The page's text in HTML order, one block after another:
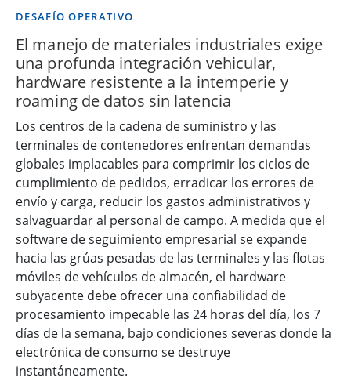
DESAFÍO OPERATIVO
El manejo de materiales industriales exige
una profunda integración vehicular,
hardware resistente a la intemperie y
roaming de datos sin latencia
Los centros de la cadena de suministro y las
terminales de contenedores enfrentan demandas
globales implacables para comprimir los ciclos de
cumplimiento de pedidos, erradicar los errores de
envío y carga, reducir los gastos administrativos y
salvaguardar al personal de campo. A medida que el
software de seguimiento empresarial se expande
hacia las grúas pesadas de las terminales y las flotas
móviles de vehículos de almacén, el hardware
subyacente debe ofrecer una confiabilidad de
procesamiento impecable las 24 horas del día, los 7
días de la semana, bajo condiciones severas donde la
electrónica de consumo se destruye
instantáneamente.